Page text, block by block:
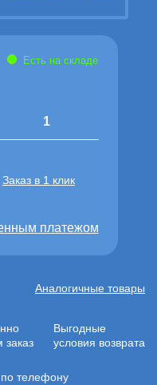
Есть на складе
1
Заказ в 1 клик
платежом
Аналогичные товары
заказ
Выгодные
условия возврата
телефону